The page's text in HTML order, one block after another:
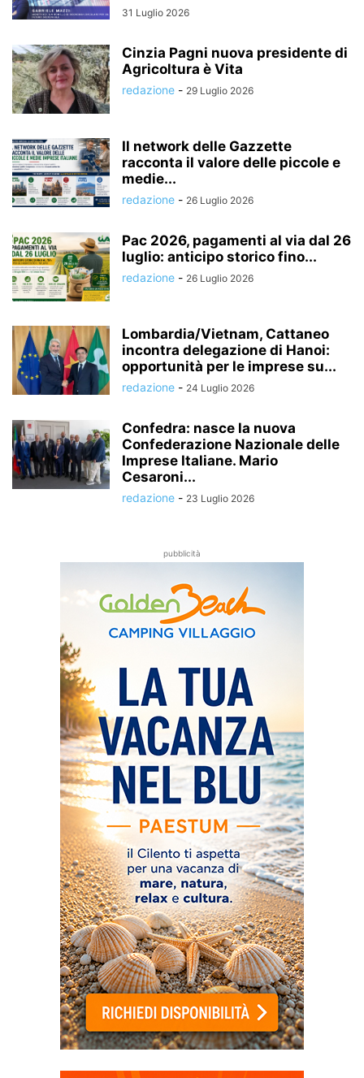
31 Luglio 2026
Cinzia Pagni nuova presidente di
Agricoltura è Vita
redazione - 29 Luglio 2026
Il network delle Gazzette
racconta il valore delle piccole e
medie...
redazione - 26 Luglio 2026
Pac 2026, pagamenti al via dal 26
luglio: anticipo storico fino...
redazione - 26 Luglio 2026
Lombardia/Vietnam, Cattaneo
incontra delegazione di Hanoi:
opportunità per le imprese su...
redazione - 24 Luglio 2026
Confedra: nasce la nuova
Confederazione Nazionale delle
Imprese Italiane. Mario
Cesaroni...
redazione - 23 Luglio 2026
pubblicità